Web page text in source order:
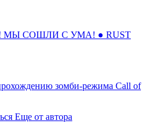
СОШЛИ С УМА! ● RUST
зомби-режима Call of
Еще от автора